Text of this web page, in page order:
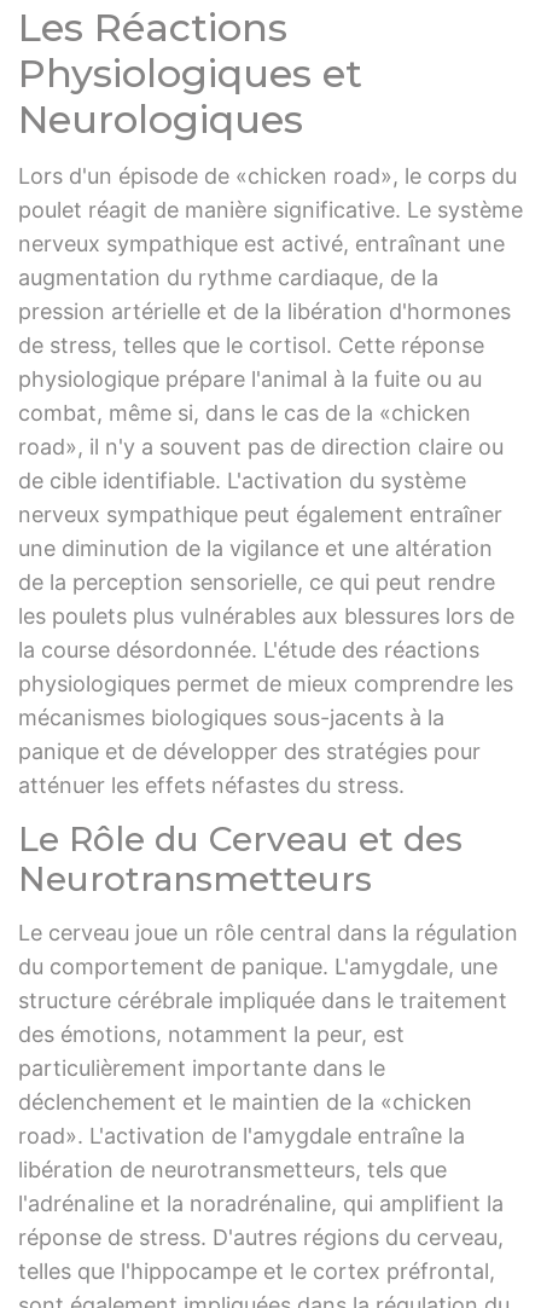
Les Réactions
Physiologiques et
Neurologiques
Lors d'un épisode de «chicken road», le corps du
poulet réagit de manière significative. Le système
nerveux sympathique est activé, entraînant une
augmentation du rythme cardiaque, de la
pression artérielle et de la libération d'hormones
de stress, telles que le cortisol. Cette réponse
physiologique prépare l'animal à la fuite ou au
combat, même si, dans le cas de la «chicken
road», il n'y a souvent pas de direction claire ou
de cible identifiable. L'activation du système
nerveux sympathique peut également entraîner
une diminution de la vigilance et une altération
de la perception sensorielle, ce qui peut rendre
les poulets plus vulnérables aux blessures lors de
la course désordonnée. L'étude des réactions
physiologiques permet de mieux comprendre les
mécanismes biologiques sous-jacents à la
panique et de développer des stratégies pour
atténuer les effets néfastes du stress.
Le Rôle du Cerveau et des
Neurotransmetteurs
Le cerveau joue un rôle central dans la régulation
du comportement de panique. L'amygdale, une
structure cérébrale impliquée dans le traitement
des émotions, notamment la peur, est
particulièrement importante dans le
déclenchement et le maintien de la «chicken
road». L'activation de l'amygdale entraîne la
libération de neurotransmetteurs, tels que
l'adrénaline et la noradrénaline, qui amplifient la
réponse de stress. D'autres régions du cerveau,
telles que l'hippocampe et le cortex préfrontal,